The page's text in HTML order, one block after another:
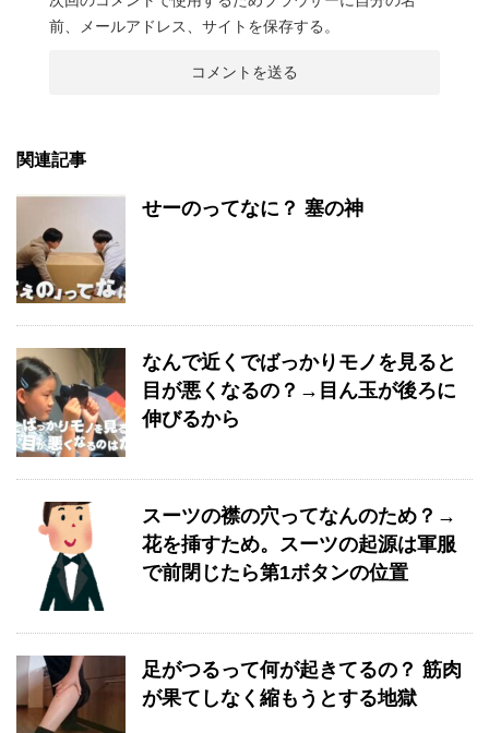
前、メールアドレス、サイトを保存する。
関連記事
せーのってなに？ 塞の神
なんで近くでばっかりモノを見ると
目が悪くなるの？→目ん玉が後ろに
伸びるから
スーツの襟の穴ってなんのため？→
花を挿すため。スーツの起源は軍服
で前閉じたら第1ボタンの位置
足がつるって何が起きてるの？ 筋肉
が果てしなく縮もうとする地獄